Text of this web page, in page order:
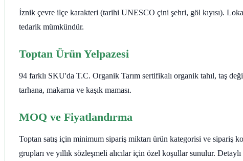
İznik çevre ilçe karakteri (tarihi UNESCO çini şehri, göl kıyısı).
tedarik mümkündür.
Toptan Ürün Yelpazesi
94 farklı SKU'da T.C. Organik Tarım sertifikalı organik tahıl, taş
tarhana, makarna ve kaşık maması.
MOQ ve Fiyatlandırma
Toptan satış için minimum sipariş miktarı ürün kategorisi ve sipariş
grupları ve yıllık sözleşmeli alıcılar için özel koşullar sunulur.